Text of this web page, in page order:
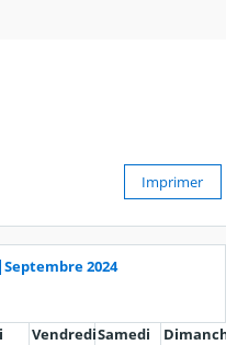
Imprimer
Septembre 2024
VendrediSamedi